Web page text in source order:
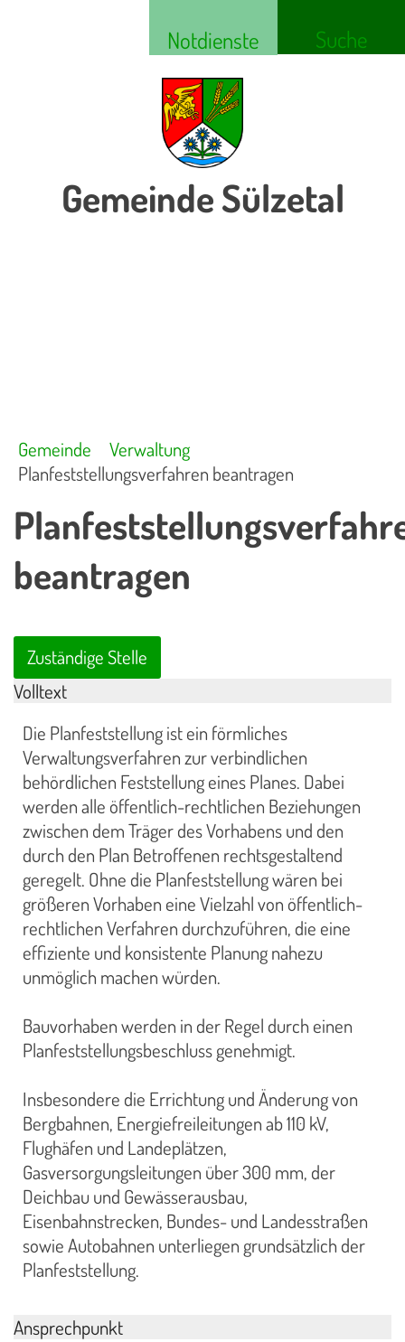
Notdienste Suche
Gemeinde Sülzetal
Gemeinde
Verwaltung
Planfeststellungsverfahren beantragen
beantragen
Zuständige Stelle
Volltext
Die Planfeststellung ist ein förmliches
Verwaltungsverfahren zur verbindlichen
behördlichen Feststellung eines Planes. Dabei
werden alle öffentlich-rechtlichen Beziehungen
zwischen dem Träger des Vorhabens und den
durch den Plan Betroffenen rechtsgestaltend
geregelt. Ohne die Planfeststellung wären bei
größeren Vorhaben eine Vielzahl von öffentlich-
rechtlichen Verfahren durchzuführen, die eine
effiziente und konsistente Planung nahezu
unmöglich machen würden.
Bauvorhaben werden in der Regel durch einen
Planfeststellungsbeschluss genehmigt.
Insbesondere die Errichtung und Änderung von
Bergbahnen, Energiefreileitungen ab 110 kV,
Flughäfen und Landeplätzen,
Gasversorgungsleitungen über 300 mm, der
Deichbau und Gewässerausbau,
Eisenbahnstrecken, Bundes- und Landesstraßen
sowie Autobahnen unterliegen grundsätzlich der
Planfeststellung.
Ansprechpunkt